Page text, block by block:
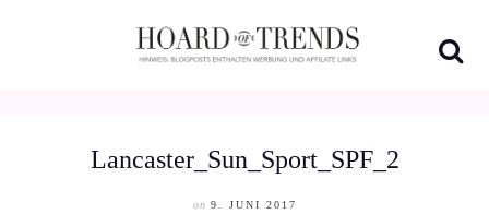
Lancaster_Sun_Sport_SPF_2
on 9. JUNI 2017